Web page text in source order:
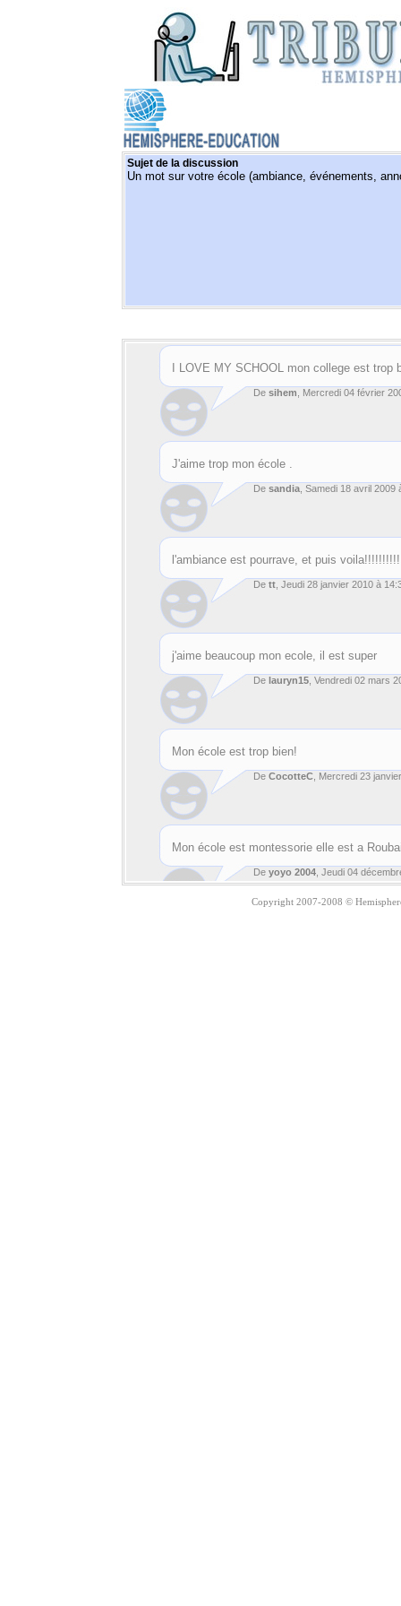
Sujet de la discussion
Un mot sur votre école (ambiance, événements,
I LOVE MY SCHOOL mon college est trop
De sihem , Mercredi 04 février
J'aime trop mon école .
De sandia , Samedi 18 avril 2009
l'ambiance est pourrave, et puis
De tt , Jeudi 28 janvier 2010 à
j'aime beaucoup mon ecole, il est super
De lauryn15 , Vendredi 02 mars
Mon école est trop bien!
De CocotteC , Mercredi 23
Mon école est montessorie elle est a
De yoyo 2004 , Jeudi 04
Copyright 2007-2008 ©